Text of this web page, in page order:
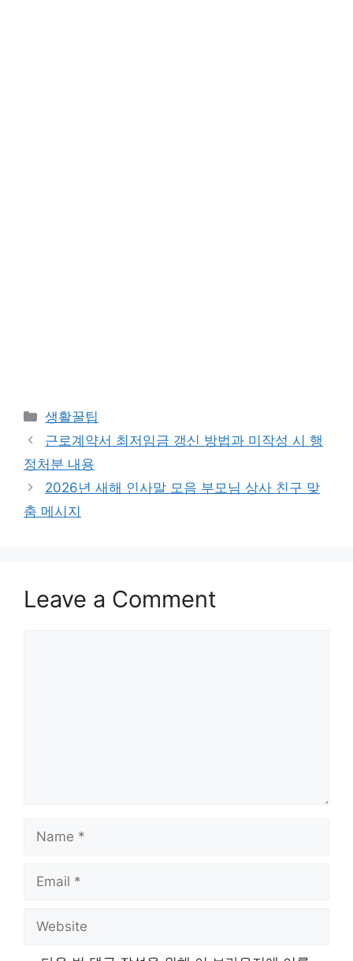
Categories
생활꿀팁
근로계약서 최저임금 갱신 방법과 미작성 시 행
정처분 내용
2026년 새해 인사말 모음 부모님 상사 친구 맞
춤 메시지
Leave a Comment